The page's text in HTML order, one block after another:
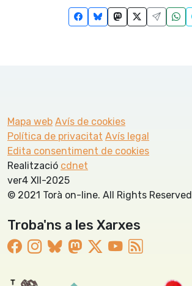
Mapa web Avís de cookies
Política de privacitat Avís legal
Edita consentiment de cookies
Realització cdnet
ver4 XII-2025
© 2021 Torà on-line. All Rights Reserved
Troba'ns a les Xarxes